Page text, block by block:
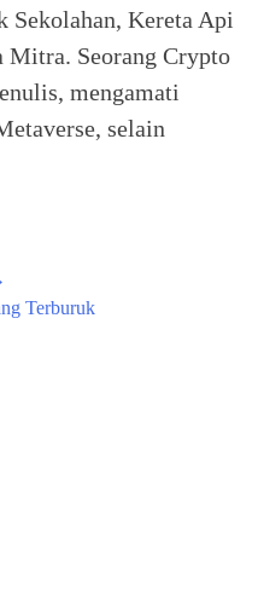
Sekolahan, Kereta Api
Mitra. Seorang Crypto
mengamati
selain
Terburuk